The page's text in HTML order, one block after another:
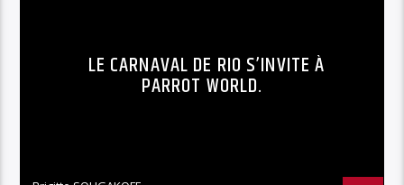
LE CARNAVAL DE RIO S’INVITE À
PARROT WORLD.